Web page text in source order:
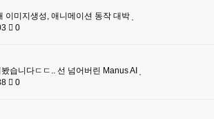
이미지생성, 애니메이션 동작 대박
0
습니다ㄷㄷ.. 선 넘어버린 Manus AI
0